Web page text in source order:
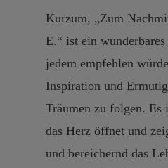
Kurzum, „Zum
E.“ ist ein
jedem empfehlen
Inspiration und
Träumen zu folgen. Es
das Herz öffnet und
und bereichernd das